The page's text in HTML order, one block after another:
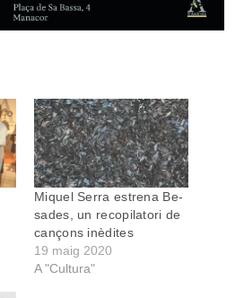
Miquel Serra estrena Be-
sades, un recopilatori de
cançons inèdites
19 maig 2020
A "Cultura"